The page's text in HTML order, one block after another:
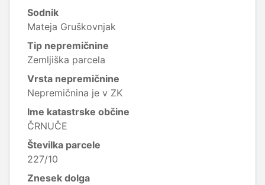
Sodnik
Mateja Gruškovnjak
Tip nepremičnine
Zemljiška parcela
Vrsta nepremičnine
Nepremičnina je v ZK
Ime katastrske občine
ČRNUČE
Številka parcele
227/10
Znesek dolga